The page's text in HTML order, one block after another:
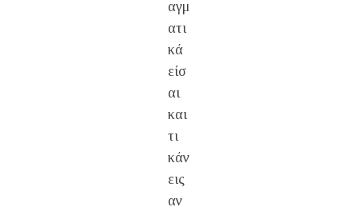
αγμ
ατι
κά
είσ
αι
και
τι
κάν
εις
αν